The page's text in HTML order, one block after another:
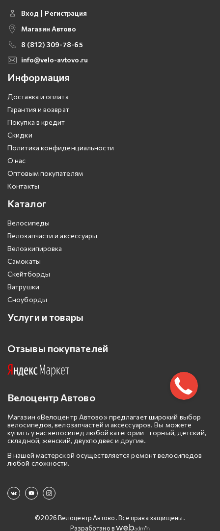
Вход
Регистрация
Магазин Автово
8 (812) 309-78-65
info@velo-avtovo.ru
Информация
Доставка и оплата
Гарантия и возврат
Покупка в кредит
Скидки
Политика конфиденциальности
О нас
Оптовым покупателям
Контакты
Каталог
Велосипеды
Велозапчасти и аксессуары
Велоэкипировка
Самокаты
Скейтборды
Ватрушки
Сноуборды
Услуги и товары
Отзывы покупателей
Велоцентр Автово
Магазин «Велоцентр Автово» предлагает широкий выбор
велосипедов, велозапчастей и аксессуаров. Вы можете
купить у нас велосипед любой категории - горный, детский,
складной, женский, двухподвес и другие.
В нашей мастерской осуществляется ремонт велосипедов
любой сложности.
©2026 Велоцентр Автово. Все права защищены.
Разработано в